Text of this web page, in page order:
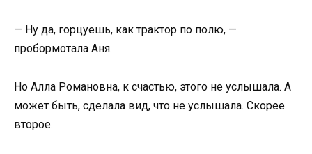
— Ну да, горцуешь, как трактор по полю, —
пробормотала Аня.
Но Алла Романовна, к счастью, этого не услышала. А
может быть, сделала вид, что не услышала. Скорее
второе.